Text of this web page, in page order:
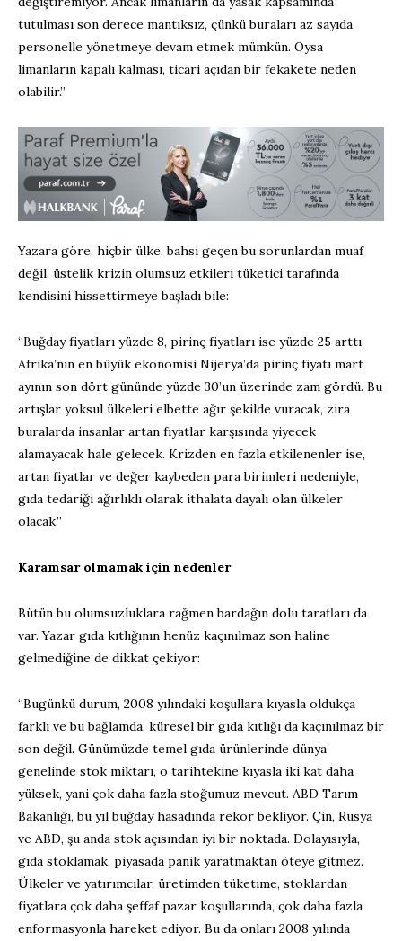
tutulması son derece mantıksız, çünkü buraları az sayıda
personelle yönetmeye devam etmek mümkün. Oysa
limanların kapalı kalması, ticari açıdan bir fekakete neden
olabilir.”
Yazara göre, hiçbir ülke, bahsi geçen bu sorunlardan muaf
değil, üstelik krizin olumsuz etkileri tüketici tarafında
kendisini hissettirmeye başladı bile:
“Buğday fiyatları yüzde 8, pirinç fiyatları ise yüzde 25 arttı.
Afrika’nın en büyük ekonomisi Nijerya’da pirinç fiyatı mart
ayının son dört gününde yüzde 30’un üzerinde zam gördü. Bu
artışlar yoksul ülkeleri elbette ağır şekilde vuracak, zira
buralarda insanlar artan fiyatlar karşısında yiyecek
alamayacak hale gelecek. Krizden en fazla etkilenenler ise,
artan fiyatlar ve değer kaybeden para birimleri nedeniyle,
gıda tedariği ağırlıklı olarak ithalata dayalı olan ülkeler
olacak.”
Karamsar olmamak için nedenler
Bütün bu olumsuzluklara rağmen bardağın dolu tarafları da
var. Yazar gıda kıtlığının henüz kaçınılmaz son haline
gelmediğine de dikkat çekiyor:
“Bugünkü durum, 2008 yılındaki koşullara kıyasla oldukça
farklı ve bu bağlamda, küresel bir gıda kıtlığı da kaçınılmaz bir
son değil. Günümüzde temel gıda ürünlerinde dünya
genelinde stok miktarı, o tarihtekine kıyasla iki kat daha
yüksek, yani çok daha fazla stoğumuz mevcut. ABD Tarım
Bakanlığı, bu yıl buğday hasadında rekor bekliyor. Çin, Rusya
ve ABD, şu anda stok açısından iyi bir noktada. Dolayısıyla,
gıda stoklamak, piyasada panik yaratmaktan öteye gitmez.
Ülkeler ve yatırımcılar, üretimden tüketime, stoklardan
fiyatlara çok daha şeffaf pazar koşullarında, çok daha fazla
enformasyonla hareket ediyor. Bu da onları 2008 yılında